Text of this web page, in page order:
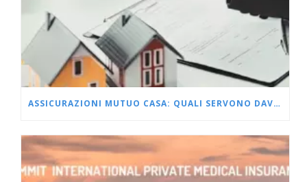
ASSICURAZIONI MUTUO CASA: QUALI SERVONO DAVVERO?